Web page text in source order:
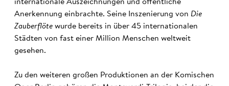
internationale Auszeichnungen und öffentliche
Anerkennung einbrachte. Seine Inszenierung von Die
Zauberflöte wurde bereits in über 45 internationalen
Städten von fast einer Million Menschen weltweit
gesehen.
Zu den weiteren großen Produktionen an der Komischen